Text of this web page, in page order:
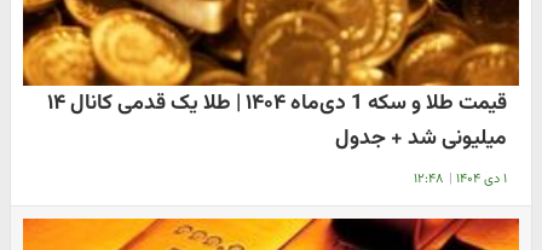
قیمت طلا و سکه 1 دی‌ماه ۱۴۰۴ | طلا یک قدمی کانال ۱۴
میلیونی شد + جدول
۱ دی ۱۴۰۴ | ۱۲:۴۸